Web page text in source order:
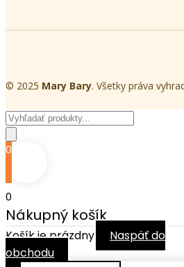
© 2025 Mary Bary. Všetky práva
Products
search
0
0
Nákupný košík
Košík je prázdny
Naspäť do
obchodu